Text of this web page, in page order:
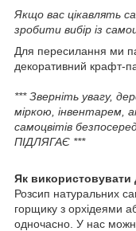
Якщо вас цікавлять
зробити вибір із
Для пересилання ми
декоративний крафт-
*** Зверніть увагу,
міркою, інвентарем,
самоцвітів
ПІДЛЯГАЄ ***
Як використовувати
Розсип натуральних
горщику з орхідеями
одночасно. У нас